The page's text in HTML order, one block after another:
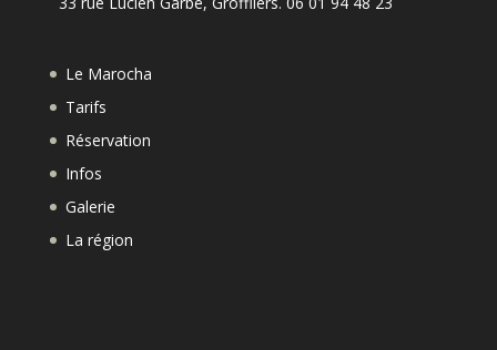
Le Marocha
Tarifs
Réservation
Infos
Galerie
La région